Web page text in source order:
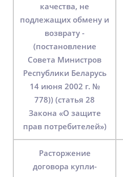
качества, не
подлежащих обмену и
возврату -
(постановление
Совета Министров
Республики Беларусь
14 июня 2002 г. №
778)) (статья 28
Закона «О защите
прав потребителей»)
Расторжение
договора купли-